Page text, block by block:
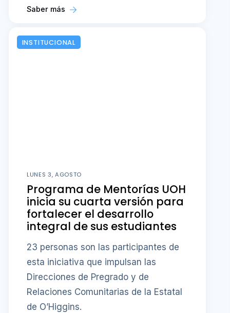
Saber más
INSTITUCIONAL
LUNES 3, AGOSTO
Programa de Mentorías UOH
inicia su cuarta versión para
fortalecer el desarrollo
integral de sus estudiantes
23 personas son las participantes de
esta iniciativa que impulsan las
Direcciones de Pregrado y de
Relaciones Comunitarias de la Estatal
de O’Higgins.